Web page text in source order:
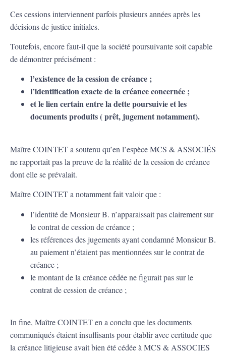
Ces cessions interviennent parfois plusieurs années après les
décisions de justice initiales.
Toutefois, encore faut-il que la société poursuivante soit capable
de démontrer précisément :
l’existence de la cession de créance ;
l’identification exacte de la créance concernée ;
et le lien certain entre la dette poursuivie et les
documents produits ( prêt, jugement notamment).
Maître COINTET a soutenu qu’en l’espèce MCS & ASSOCIÉS
ne rapportait pas la preuve de la réalité de la cession de créance
dont elle se prévalait.
Maître COINTET a notamment fait valoir que :
l’identité de Monsieur B. n’apparaissait pas clairement sur
le contrat de cession de créance ;
les références des jugements ayant condamné Monsieur B.
au paiement n’étaient pas mentionnées sur le contrat de
créance ;
le montant de la créance cédée ne figurait pas sur le
contrat de cession de créance ;
In fine, Maître COINTET en a conclu que les documents
communiqués étaient insuffisants pour établir avec certitude que
la créance litigieuse avait bien été cédée à MCS & ASSOCIES